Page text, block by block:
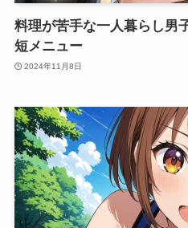
料理が苦手な一人暮らし男
短メニュー
2024年11月8日